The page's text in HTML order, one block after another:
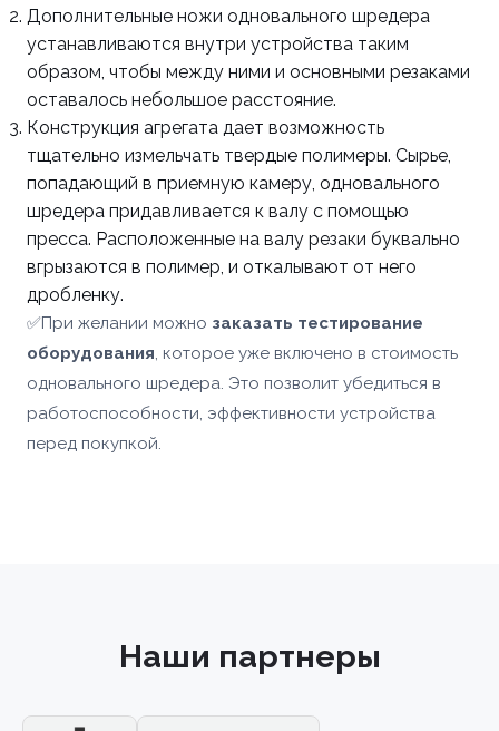
Дополнительные ножи одновального шредера
устанавливаются внутри устройства таким
образом, чтобы между ними и основными резаками
оставалось небольшое расстояние.
Конструкция агрегата дает возможность
тщательно измельчать твердые полимеры. Сырье,
попадающий в приемную камеру, одновального
шредера придавливается к валу с помощью
пресса. Расположенные на валу резаки буквально
вгрызаются в полимер, и откалывают от него
дробленку.
✅При желании можно заказать тестирование
оборудования, которое уже включено в стоимость
одновального шредера. Это позволит убедиться в
работоспособности, эффективности устройства
перед покупкой.
Наши партнеры
📎 Прикрепить реквизиты
Заказать
Отправить заявку